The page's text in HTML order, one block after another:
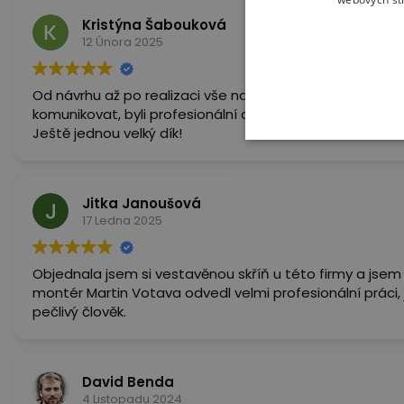
Kristýna Šabouková
12 Února 2025
Od návrhu až po realizaci vše na jedničku! Všichni, se
komunikovat, byli profesionální a velmi milí lidé. S
Ještě jednou velký dík!
Jitka Janoušová
17 Ledna 2025
Objednala jsem si vestavěnou skříň u této firmy a jsem velmi
montér Martin Votava odvedl velmi profesionální
pečlivý člověk.
David Benda
4 Listopadu 2024